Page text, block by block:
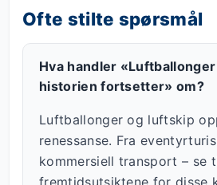
Ofte stilte spørsmål
Hva handler
historien fortsetter» om?
Luftballonger og luftskip
renessanse. Fra
kommersiell transport – se
fremtidsutsiktene for disse